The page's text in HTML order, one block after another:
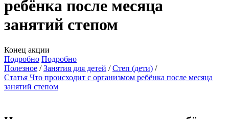
ребёнка после месяца
занятий степом
Конец акции
Подробно Подробно
Полезное
Занятия для детей
Степ (дети)
Статья Что происходит с организмом ребёнка после месяца
занятий степом